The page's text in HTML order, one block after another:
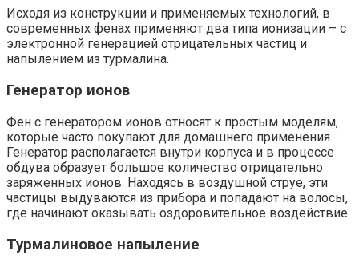
Исходя из конструкции и применяемых технологий, в
современных фенах применяют два типа ионизации – с
электронной генерацией отрицательных частиц и
напылением из турмалина.
Генератор ионов
Фен с генератором ионов относят к простым моделям,
которые часто покупают для домашнего применения.
Генератор располагается внутри корпуса и в процессе
обдува образует большое количество отрицательно
заряженных ионов. Находясь в воздушной струе, эти
частицы выдуваются из прибора и попадают на волосы,
где начинают оказывать оздоровительное воздействие.
Турмалиновое напыление